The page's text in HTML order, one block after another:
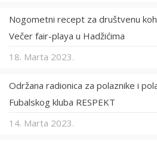
Nogometni recept za društvenu
Večer fair-playa u Hadžićima
18. Marta 2023.
Održana radionica za polaznike i
Fubalskog kluba RESPEKT
14. Marta 2023.